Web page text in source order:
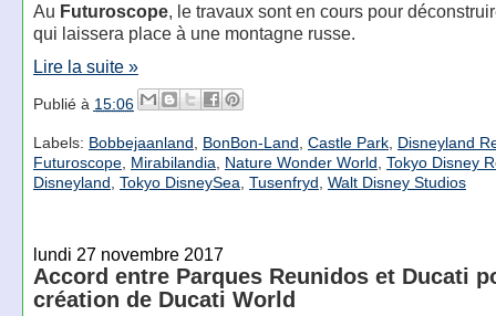
Au Futuroscope, le travaux sont en cours pour
qui laissera place à une montagne russe.
Lire la suite »
Publié à 15:06
Labels: Bobbejaanland BonBon-Land Castle Park, Disneyland
Futuroscope, Mirabilandia Nature Wonder World Tokyo Disney
Disneyland Tokyo DisneySea Tusenfryd Walt Disney Studios
lundi 27 novembre 2017
Accord entre Parques Reunidos et Ducati
création de Ducati World